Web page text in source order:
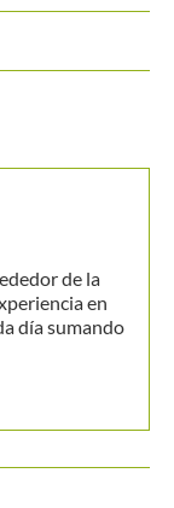
de la
en
día sumando